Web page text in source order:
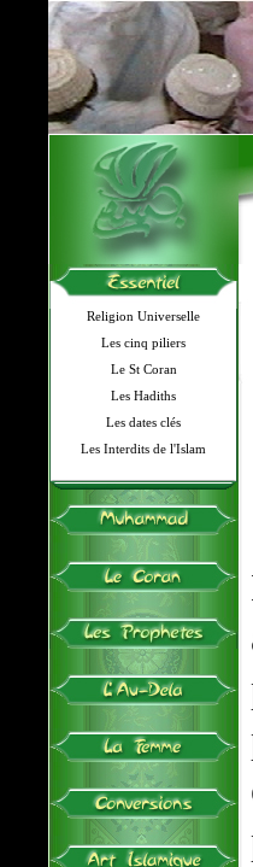
Religion Universelle
Les cinq piliers
Le St Coran
Les Hadiths
Les dates clés
Les Interdits de l'Islam